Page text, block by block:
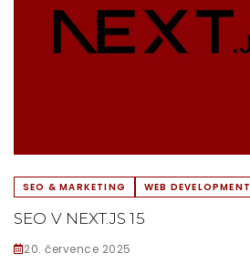
SEO & MARKETING WEB DEVELOPMENT
SEO V NEXT.JS 15
20. července 2025